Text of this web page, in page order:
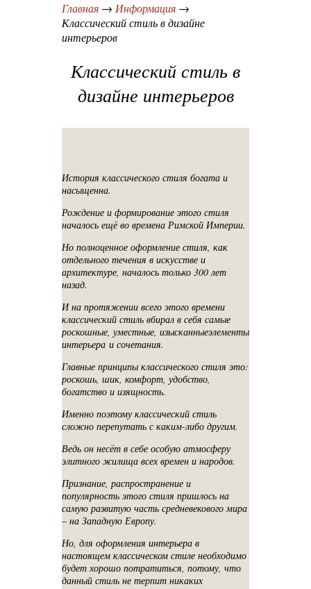
Главная
Информация
Классический стиль в дизайне
интерьеров
Классический стиль в
дизайне интерьеров
История классического стиля богата и
насыщенна.
Рождение и формирование этого стиля
началось ещё во времена Римской Империи.
Но полноценное оформление стиля, как
отдельного течения в искусстве и
архитектуре, началось только 300 лет
назад.
И на протяжении всего этого времени
классический стиль вбирал в себя самые
роскошные, уместные, изысканныеэлементы
интерьера и сочетания.
Главные принципы классического стиля это:
роскошь, шик, комфорт, удобство,
богатство и изящность.
Именно поэтому классический стиль
сложно перепутать с каким-либо другим.
Ведь он несёт в себе особую атмосферу
элитного жилища всех времен и народов.
Признание, распространение и
популярность этого стиля пришлось на
самую развитую часть средневекового мира
– на Западную Европу.
Но, для оформления интерьера в
настоящем классическом стиле необходимо
будет хорошо потратиться, потому, что
данный стиль не терпит никаких